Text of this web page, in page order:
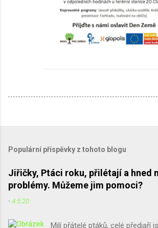
Populární příspěvky z tohoto blogu
Jiřičky, Ptáci roku, přilétají a hned
problémy. Můžeme jim pomoci?
-4.5.20
Milí přátelé ptáků, celé předjaří